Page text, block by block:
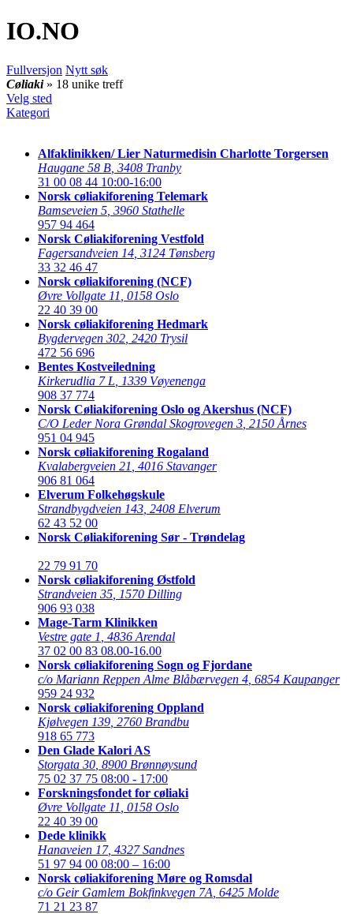
IO.NO
Fullversjon Nytt søk
Cøliaki » 18 unike treff
Velg sted
Kategori
Alfaklinikken/ Lier Naturmedisin Charlotte Torgersen
Haugane 58 B 3408 Tranby
31 00 08 44 10:00-16:00
Norsk cøliakiforening Telemark
Bamseveien 5 3960 Stathelle
957 94 464
Norsk Cøliakiforening Vestfold
Fagersandveien 14 3124 Tønsberg
33 32 46 47
Norsk cøliakiforening (NCF)
Øvre Vollgate 11 0158 Oslo
22 40 39 00
Norsk cøliakiforening Hedmark
Bygdervegen 302 2420 Trysil
472 56 696
Bentes Kostveiledning
Kirkerudlia 7 L
1339 Vøyenenga
908 37 774
Norsk Cøliakiforening Oslo og Akershus (NCF)
C/O Leder Nora Grøndal Skogrovegen 3 2150 Årnes
951 04 945
Norsk cøliakiforening Rogaland
Kvalabergveien 21 4016 Stavanger
906 81 064
Elverum Folkehøgskule
Strandbygdveien 143 2408 Elverum
62 43 52 00
Norsk Cøliakiforening Sør - Trøndelag
22 79 91 70
Norsk cøliakiforening Østfold
Strandveien 35 1570 Dilling
906 93 038
Mage-Tarm Klinikken
Vestre gate 1 4836 Arendal
37 02 00 83 08.00-16.00
Norsk cøliakiforening Sogn og Fjordane
c/o Mariann Reppen Alme Blåbærvegen 4 6854 Kaupanger
959 24 932
Norsk cøliakiforening Oppland
Kjølvegen 139 2760 Brandbu
918 65 773
Den Glade Kalori AS
Storgata 30 8900 Brønnøysund
75 02 37 75 08:00 - 17:00
Forskningsfondet for cøliaki
Øvre Vollgate 11 0158 Oslo
22 40 39 00
Dede klinikk
Hanaveien 17, 4327 Sandnes
51 97 94 00 08:00 – 16:00
Norsk cøliakiforening Møre og Romsdal
c/o Geir Gamlem Bokfinkvegen 7A 6425 Molde
71 21 23 87